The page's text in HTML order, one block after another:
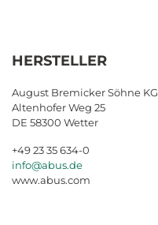
HERSTELLER
August Bremicker Söhne KG
Altenhofer Weg 25
DE 58300 Wetter
+49 23 35 634-0
info@abus.de
www.abus.com